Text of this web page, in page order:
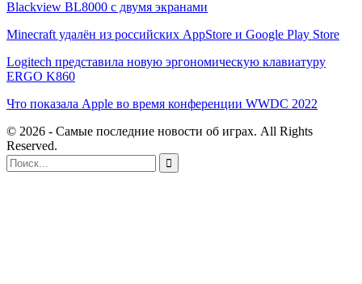
Blackview BL8000 с двумя экранами
Minecraft удалён из российских AppStore и Google Play Store
Logitech представила новую эргономическую клавиатуру
ERGO K860
Что показала Apple во время конференции WWDC 2022
© 2026 - Самые последние новости об играх. All Rights
Reserved.